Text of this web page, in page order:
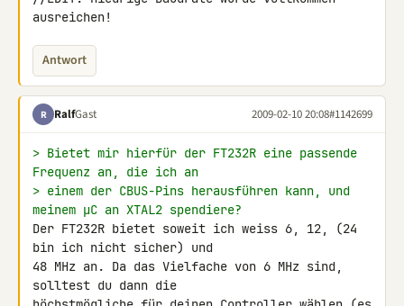
ausreichen!
Antwort
R RalfGast 2009-02-10 20:08#1142699
> Bietet mir hierfür der FT232R eine passende
Frequenz an, die ich an
> einem der CBUS-Pins herausführen kann, und
meinem µC an XTAL2 spendiere?
Der FT232R bietet soweit ich weiss 6, 12, (24
bin ich nicht sicher) und
48 MHz an. Da das Vielfache von 6 MHz sind,
solltest du dann die